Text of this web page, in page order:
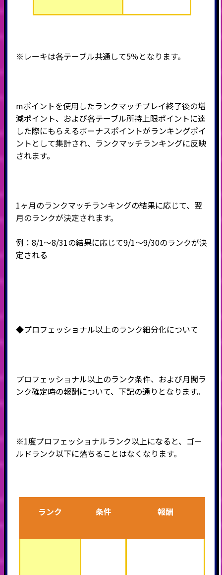
※レーキは各テーブル共通して5％となります。
mポイントを使用したランクマッチプレイ終了後の増
減ポイント、および各テーブル所持上限ポイントに達
した際にもらえるボーナスポイントがランキングポイ
ントとして集計され、ランクマッチランキングに反映
されます。
1ヶ月のランクマッチランキングの結果に応じて、翌
月のランクが決定されます。
例：8/1～8/31の結果に応じて9/1～9/30のランクが決
定される
◆プロフェッショナル以上のランク細分化について
プロフェッショナル以上のランク条件、および月間ラ
ンク確定時の報酬について、下記の通りとなります。
※1度プロフェッショナルランク以上になると、ゴー
ルドランク以下に落ちることはなくなります。
ランク 条件 報酬